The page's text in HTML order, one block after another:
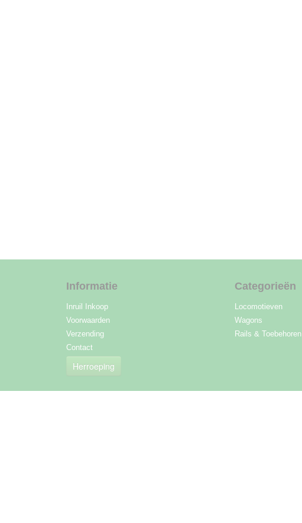
Informatie
Inruil Inkoop
Voorwaarden
Verzending
Contact
Herroeping
Categorieën
Locomotieven
Wagons
Rails & Toebehoren